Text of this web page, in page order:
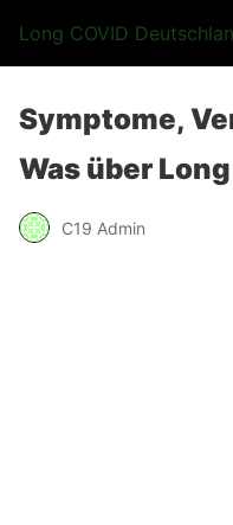
Long COVID
Symptome,
Was über
C19 Admin